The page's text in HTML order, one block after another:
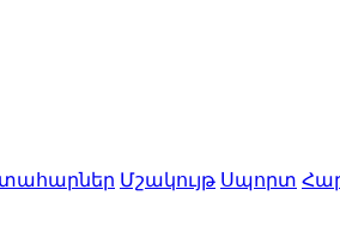
Մշակույթ Սպորտ